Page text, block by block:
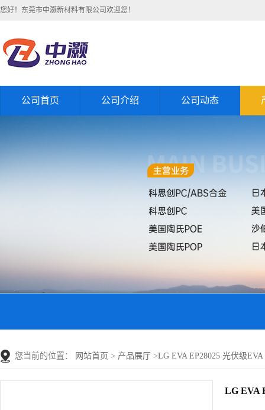
您好！东莞市中灏新材料有限公司欢迎您！
公司首页 公司介绍 公司动态
您当前的位置： 网站首页 > 产品展厅 >LG EVA EP28025 光伏级
LG EVA